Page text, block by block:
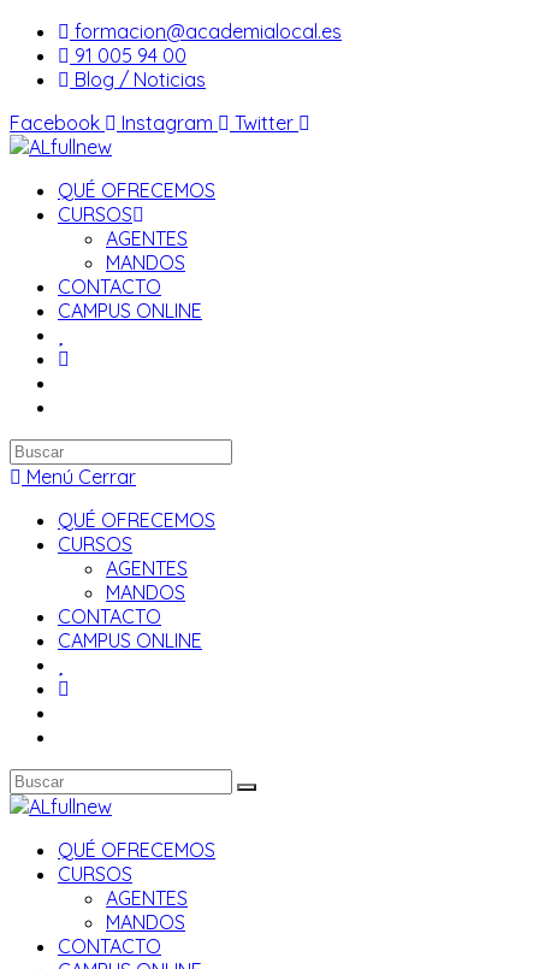
Saltar
contenido
formacion@academialocal.es
91 005 94 00
Blog / Noticias
Facebook
Instagram Twitter
QUÉ OFRECEMOS
CURSOS
AGENTES
MANDOS
CONTACTO
CAMPUS ONLINE
Buscar
en
web
Menú Cerrar
QUÉ OFRECEMOS
CURSOS
AGENTES
MANDOS
CONTACTO
CAMPUS ONLINE
QUÉ OFRECEMOS
CURSOS
AGENTES
MANDOS
CONTACTO